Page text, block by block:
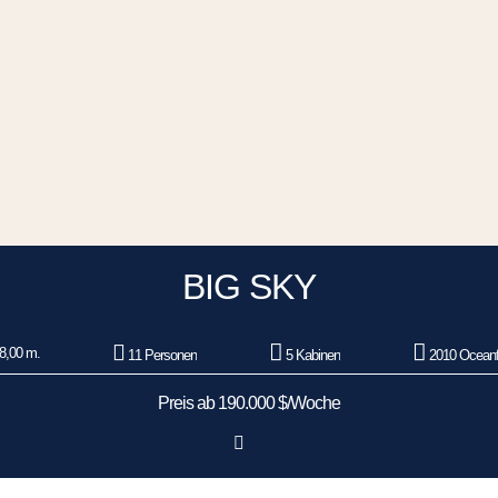
BIG SKY
m. 11 Personen 5 Kabinen 2010
Preis ab 190.000 $/Woche